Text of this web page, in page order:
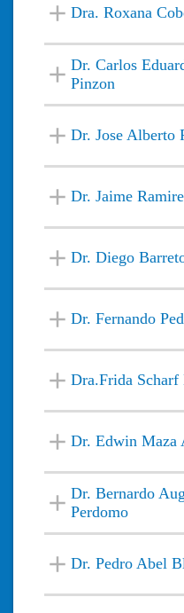
Dra. Roxana
Dr. Carlos
Pinzon
Dr. Jose Alberto
Dr. Jaime
Dr. Diego
Dr. Fernando
Dra.Frida Scharf
Dr. Edwin Maza
Dr. Bernardo
Perdomo
Dr. Pedro Abel